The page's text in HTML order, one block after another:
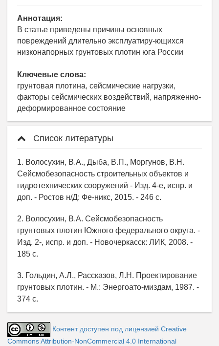
Аннотация:
В статье приведены причины основных
повреждений длительно эксплуатиру-ющихся
низконапорных грунтовых плотин юга России
Ключевые слова:
грунтовая плотина, сейсмические нагрузки,
факторы сейсмических воздействий, напряженно-
деформированное состояние
Список литературы
1. Волосухин, В.А., Дыба, В.П., Моргунов, В.Н.
Сейсмобезопасность строительных объектов и
гидротехнических сооружений - Изд. 4-е, испр. и
доп. - Ростов н/Д: Фе-никс, 2015. - 246 с.
2. Волосухин, В.А. Сейсмобезопасность
грунтовых плотин Южного федерального округа. -
Изд. 2-, испр. и доп. - Новочеркасск: ЛИК, 2008. -
185 с.
3. Гольдин, А.Л., Рассказов, Л.Н. Проектирование
грунтовых плотин. - М.: Энергоато-миздам, 1987. -
374 с.
Контент доступен под лицензией Creative
Commons Attribution-NonCommercial 4.0 International